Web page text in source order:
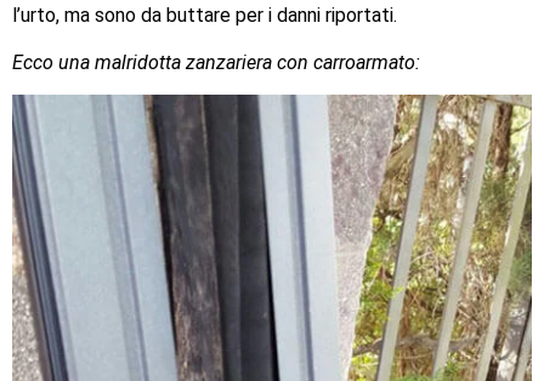
l’urto, ma sono da buttare per i danni riportati.
Ecco una malridotta zanzariera con carroarmato: